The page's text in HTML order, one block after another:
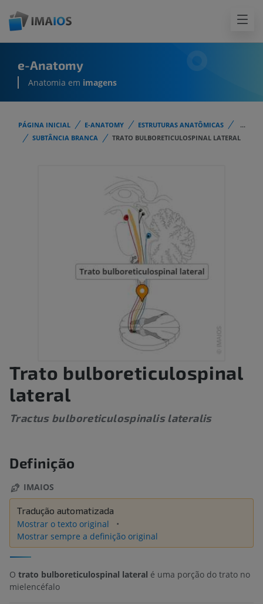
e-Anatomy
Anatomia em imagens
PÁGINA INICIAL E-ANATOMY ESTRUTURAS ANATÔMICAS
...
SUBTÂNCIA BRANCA
TRATO BULBORETICULOSPINAL LATERAL
Trato bulboreticulospinal
lateral
Tractus bulboreticulospinalis lateralis
Definição
IMAIOS
Tradução automatizada
Mostrar o texto original
Mostrar sempre a definição original
O trato bulboreticulospinal lateral é uma porção do trato no
mielencéfalo